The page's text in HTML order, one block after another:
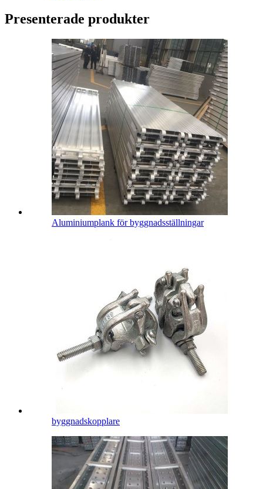
Presenterade produkter
Aluminiumplank för byggnadsställningar
byggnadskopplare